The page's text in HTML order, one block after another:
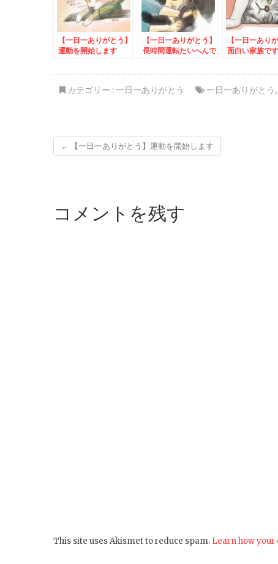
【一日一ありがとう】
運動を開始します
【一日一ありがとう】
長時間運転たいへんで
【一日一あり
面白い家族です
カテゴリー :一日一ありがとう 一日一ありがとう ,
← 【一日一ありがとう】運動を開始します
コメントを残す
This site uses Akismet to reduce spam. Learn how